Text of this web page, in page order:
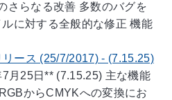
さらなる改善 多数のバグを
に対する全般的な修正 機能
ース (25/7/2017) - (7.15.25)
月25日** (7.15.25) 主な機能
からCMYKへの変換にお